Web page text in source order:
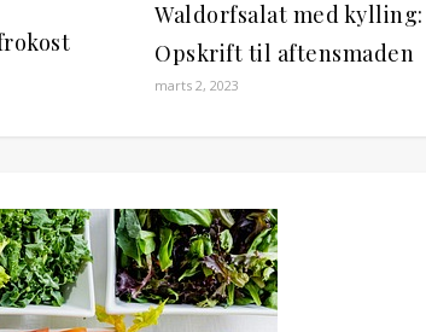
Waldorfsalat med kylling:
Opskrift til aftensmaden
marts 2, 2023